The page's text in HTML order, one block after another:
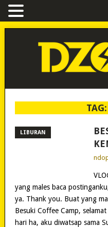
TAG:
LIBURAN
yang males baca
ya. Thank you. Buat yang
Besuki Coffee Camp,
hari ha, aku diwatsap sama